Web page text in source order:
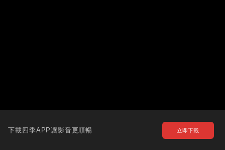
下載四季APP讓影音更順暢 立即下載